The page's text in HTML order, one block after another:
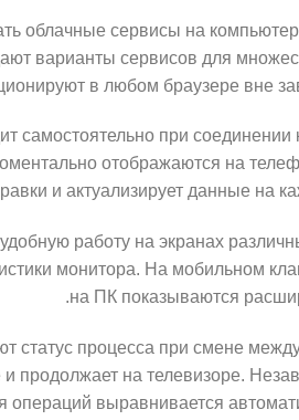
облачные сервисы на
варианты сервисов для
в любом браузере вне
самостоятельно при соединении
отображаются на
и актуализирует данные на
работу на экранах
монитора. На мобильном
на ПК показываются
статус процесса при смене
продолжает на телевизоре.
выравнивается